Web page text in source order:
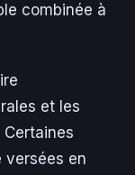
combinée à
et les
versées en